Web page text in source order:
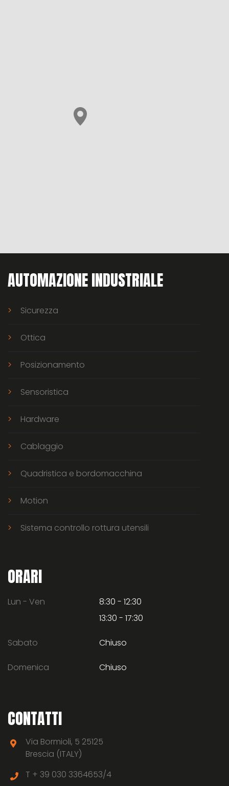
AUTOMAZIONE INDUSTRIALE
Sicurezza
Ottica
Posizionamento
Sensoristica
Hardware
Cablaggio
Quadristica e bordomacchina
Motion
Sistema controllo rottura utensili
ORARI
Lun - Ven
8:30 - 12:30
13:30 - 17:30
Sabato Chiuso
Domenica Chiuso
CONTATTI
Via Bormioli, 5 25125
Brescia (ITALY)
T + 39 030 3364653/4